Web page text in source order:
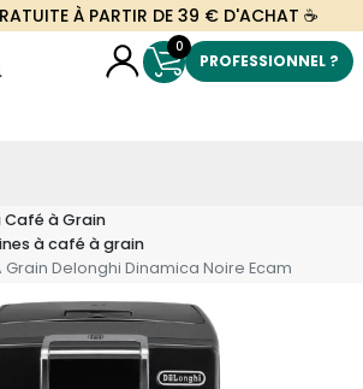
À PARTIR DE 39 € D'ACHAT ☕
0
PROFESSIONNEL ?
Café à Grain
à café à grain
Grain Delonghi Dinamica Noire Ecam